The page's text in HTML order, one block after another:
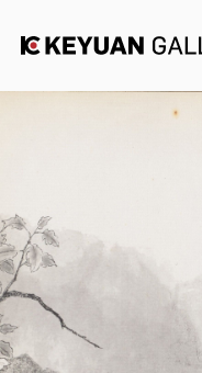
Channel